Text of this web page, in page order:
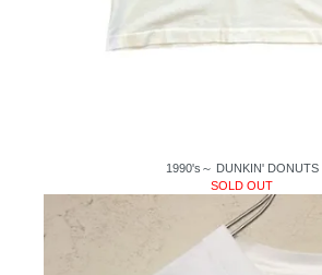
1990's～ DUNKIN' DONUTS
SOLD OUT